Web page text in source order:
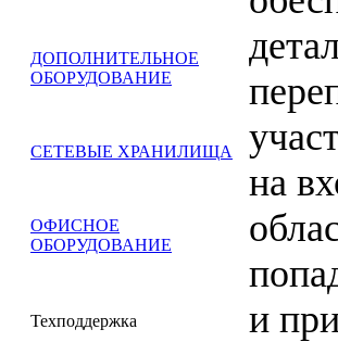
ДОПОЛНИТЕЛЬНОЕ
ОБОРУДОВАНИЕ
СЕТЕВЫЕ ХРАНИЛИЩА
ОФИСНОЕ
ОБОРУДОВАНИЕ
Техподдержка
на
и